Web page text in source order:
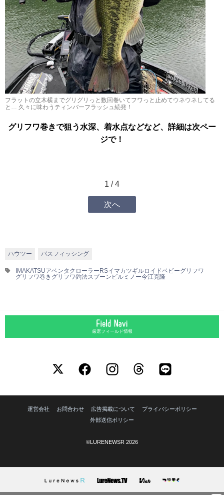
フラットの立木横までグリグリっと数回巻いてフワっと止めてウネウネしてる
と… 久々に味わうティンバーフラッシュ続発！
グリフワ巻きで狙う水深、着水点などなど、詳細は次ペー
ジで！
1 / 4
次へ
ハウツー バスフィッシング
IMAKATSUアベンタクローラーRSイマカツギルロイドベビーグリフワ
グリフワ巻き グリフワ釣法スプーンビルミノー今江克隆
厳選フィールド情報
運営会社 お問合わせ 広告掲載について
プライバシーポリシー
外部送信ポリシー
©LURENEWSR 2026